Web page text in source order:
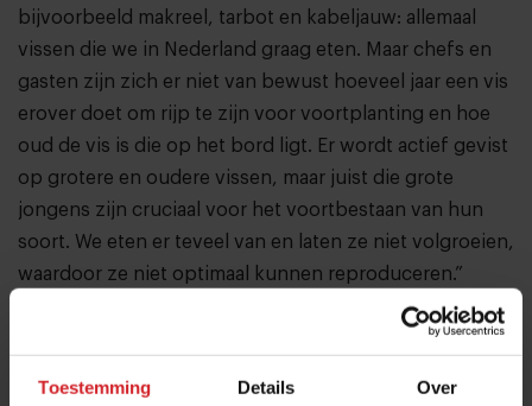
Toestemming Details Over
bijvoorbeeld makreel, tarbot en kabeljauw: allemaal
vissen die we in Nederland graag eten. Maar chefs en
gasten zijn zich er niet van bewust hoeveel jaar een vis
erover doet om rijp te zijn voor voortplanting en hoe
oud de vis is die op het bord ligt. Er wordt actief gevist
op grotere en oudere vissen, maar juist die grote
jongens zijn cruciaal voor het voortbestaan van hun
soort. We eten er teveel van en laten ze niet volgroeien,
waardoor ze niet optimaal kunnen reproduceren.”
Kleine vissen leven korter en reproduceren sneller. Die
vaak gezien als bijvangst. “Culturele verschillen